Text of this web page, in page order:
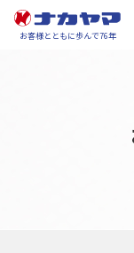
お客様とともに歩んで76年